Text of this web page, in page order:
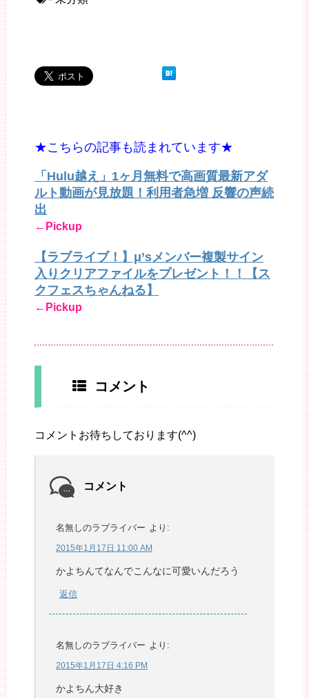
★こちらの記事も読まれています★
「Hulu越え」1ヶ月無料で高画質最新アダ
ルト動画が見放題！利用者急増 反響の声続
出
←Pickup
【ラブライブ！】μ’sメンバー複製サイン
入りクリアファイルをプレゼント！！【ス
クフェスちゃんねる】
←Pickup
コメント
コメントお待ちしております(^^)
コメント
名無しのラブライバー より:
2015年1月17日 11:00 AM
かよちんてなんでこんなに可愛いんだろう
返信
名無しのラブライバー より:
2015年1月17日 4:16 PM
かよちん大好き